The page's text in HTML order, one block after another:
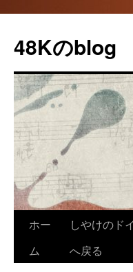
48Kのblog
ホー
ム
しやけのド
へ戻る